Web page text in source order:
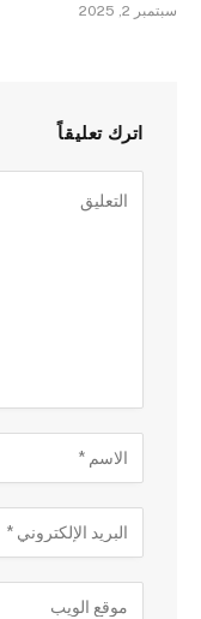
سبتمبر 2, 2025
اترك تعليقاً